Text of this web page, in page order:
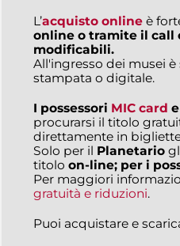
L’acquisto online è
online o tramite il call
modificabili.
All'ingresso dei musei
stampata o digitale.
I possessori MIC card
procurarsi il titolo
direttamente in
Solo per il Planetario
titolo on-line; per i
Per maggiori
gratuità e riduzioni.
Puoi acquistare e